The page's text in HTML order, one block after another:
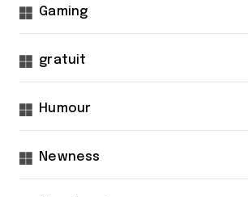
Gaming
gratuit
Humour
Newness